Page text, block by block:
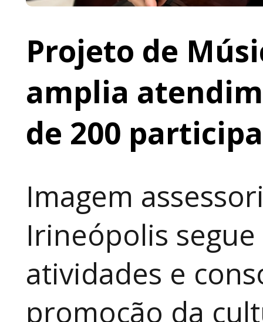
Projeto de
amplia
de 200
Imagem
Irineópolis
atividades e
promoção da